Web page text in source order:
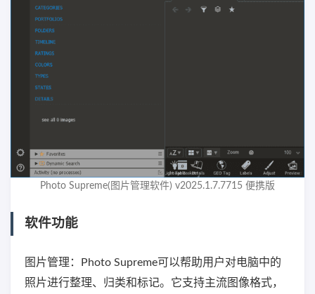
Photo Supreme(图片管理软件) v2025.1.7.7715 便携版
软件功能
图片管理：Photo Supreme可以帮助用户对电脑中的
照片进行整理、归类和标记。它支持主流图像格式，